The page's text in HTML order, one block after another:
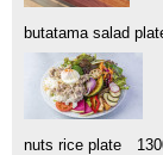
butatama salad
nuts rice plate